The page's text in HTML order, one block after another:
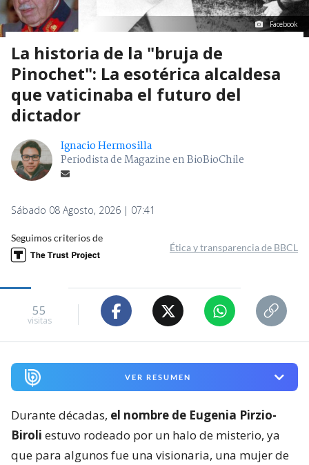
Facebook
La historia de la "bruja de
Pinochet": La esotérica alcaldesa
que vaticinaba el futuro del
dictador
Ignacio Hermosilla
Periodista de Magazine en BioBioChile
Sábado 08 Agosto, 2026 | 07:41
Seguimos criterios de
Ética y transparencia de BBCL
55
visitas
VER RESUMEN
Durante décadas, el nombre de Eugenia Pirzio-
Biroli estuvo rodeado por un halo de misterio, ya
que para algunos fue una visionaria, una mujer de